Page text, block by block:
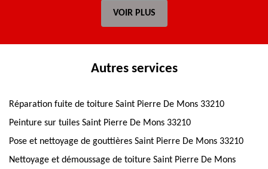
VOIR PLUS
Autres services
Réparation fuite de toiture Saint Pierre De Mons 33210
Peinture sur tuiles Saint Pierre De Mons 33210
Pose et nettoyage de gouttières Saint Pierre De Mons 33210
Nettoyage et démoussage de toiture Saint Pierre De Mons